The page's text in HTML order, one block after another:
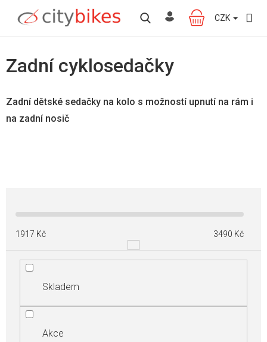
obsah
NÁKUPNÍ
KOŠÍK
CZK
Zadní cyklosedačky
Zadní dětské sedačky na kolo s možností upnutí na rám i
na zadní nosič
1917 Kč 3490 Kč
Skladem
Akce